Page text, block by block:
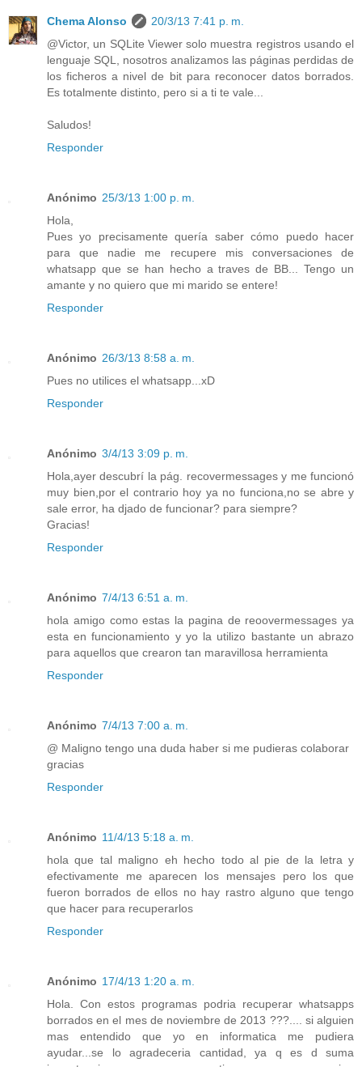
Chema Alonso
20/3/13 7:41 p. m.
@Victor, un SQLite Viewer solo muestra registros usando el
lenguaje SQL, nosotros analizamos las páginas perdidas de
los ficheros a nivel de bit para reconocer datos borrados.
Es totalmente distinto, pero si a ti te vale...
Saludos!
Responder
Anónimo 25/3/13 1:00 p. m.
Hola,
Pues yo precisamente quería saber cómo puedo hacer
para que nadie me recupere mis conversaciones de
whatsapp que se han hecho a traves de BB... Tengo un
amante y no quiero que mi marido se entere!
Responder
Anónimo 26/3/13 8:58 a. m.
Pues no utilices el whatsapp...xD
Responder
Anónimo 3/4/13 3:09 p. m.
Hola,ayer descubrí la pág. recovermessages y me funcionó
muy bien,por el contrario hoy ya no funciona,no se abre y
sale error, ha djado de funcionar? para siempre?
Gracias!
Responder
Anónimo 7/4/13 6:51 a. m.
hola amigo como estas la pagina de reoovermessages ya
esta en funcionamiento y yo la utilizo bastante un abrazo
para aquellos que crearon tan maravillosa herramienta
Responder
Anónimo 7/4/13 7:00 a. m.
@ Maligno tengo una duda haber si me pudieras colaborar
gracias
Responder
Anónimo 11/4/13 5:18 a. m.
hola que tal maligno eh hecho todo al pie de la letra y
efectivamente me aparecen los mensajes pero los que
fueron borrados de ellos no hay rastro alguno que tengo
que hacer para recuperarlos
Responder
Anónimo 17/4/13 1:20 a. m.
Hola. Con estos programas podria recuperar whatsapps
borrados en el mes de noviembre de 2013 ???.... si alguien
mas entendido que yo en informatica me pudiera
ayudar...se lo agradeceria cantidad, ya q es d suma